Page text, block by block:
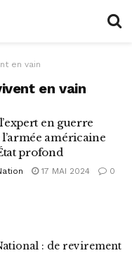
en vain
en vain
en guerre
américaine
profond
17 MAI 2024 0
: de revirement